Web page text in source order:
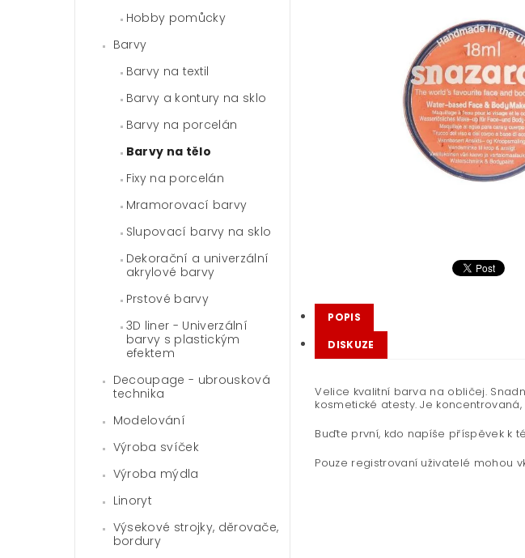
Hobby pomůcky
Barvy
Barvy na textil
Barvy a kontury na sklo
Barvy na porcelán
Barvy na tělo
Fixy na porcelán
Mramorovací barvy
Slupovací barvy na sklo
Dekorační a univerzální
akrylové barvy
Prstové barvy
3D liner - Univerzální
barvy s plastickým
efektem
Decoupage - ubrousková
technika
Modelování
Výroba svíček
Výroba mýdla
Linoryt
Výsekové strojky, děrovače,
bordury
POPIS
DISKUZE
Velice kvalitní barva na obličej.
kosmetické atesty. Je
Buďte první, kdo napíše příspěvek k
Pouze registrovaní uživatelé mohou